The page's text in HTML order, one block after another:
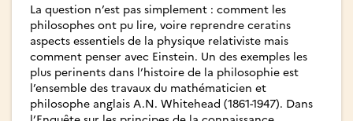
La question n’est pas simplement : comment les
philosophes ont pu lire, voire reprendre ceratins
aspects essentiels de la physique relativiste mais
comment penser avec Einstein. Un des exemples les
plus perinents dans l’histoire de la philosophie est
l’ensemble des travaux du mathématicien et
philosophe anglais A.N. Whitehead (1861-1947). Dans